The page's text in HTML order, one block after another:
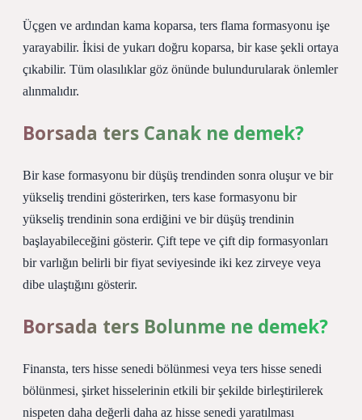
Üçgen ve ardından kama koparsa, ters flama formasyonu işe
yarayabilir. İkisi de yukarı doğru koparsa, bir kase şekli ortaya
çıkabilir. Tüm olasılıklar göz önünde bulundurularak önlemler
alınmalıdır.
Borsada ters Canak ne demek?
Bir kase formasyonu bir düşüş trendinden sonra oluşur ve bir
yükseliş trendini gösterirken, ters kase formasyonu bir
yükseliş trendinin sona erdiğini ve bir düşüş trendinin
başlayabileceğini gösterir. Çift tepe ve çift dip formasyonları
bir varlığın belirli bir fiyat seviyesinde iki kez zirveye veya
dibe ulaştığını gösterir.
Borsada ters Bolunme ne demek?
Finansta, ters hisse senedi bölünmesi veya ters hisse senedi
bölünmesi, şirket hisselerinin etkili bir şekilde birleştirilerek
nispeten daha değerli daha az hisse senedi yaratılması